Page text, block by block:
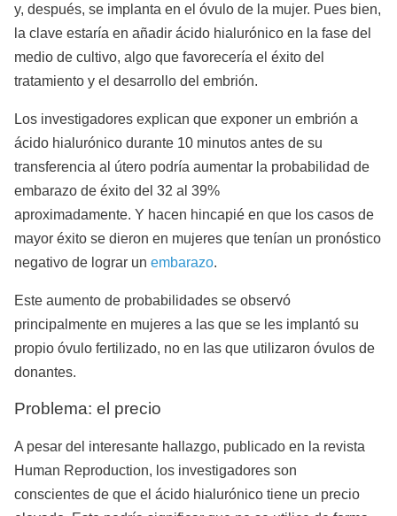
y, después, se implanta en el óvulo de la mujer. Pues bien,
la clave estaría en añadir ácido hialurónico en la fase del
medio de cultivo, algo que favorecería el éxito del
tratamiento y el desarrollo del embrión.
Los investigadores explican que exponer un embrión a
ácido hialurónico durante 10 minutos antes de su
transferencia al útero podría aumentar la probabilidad de
embarazo de éxito del 32 al 39%
aproximadamente. Y hacen hincapié en que los casos de
mayor éxito se dieron en mujeres que tenían un pronóstico
negativo de lograr un embarazo.
Este aumento de probabilidades se observó
principalmente en mujeres a las que se les implantó su
propio óvulo fertilizado, no en las que utilizaron óvulos de
donantes.
Problema: el precio
A pesar del interesante hallazgo, publicado en la revista
Human Reproduction, los investigadores son
conscientes de que el ácido hialurónico tiene un precio